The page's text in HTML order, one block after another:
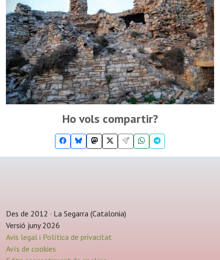
Ho vols compartir?
Des de 2012 · La Segarra (Catalonia)
Versió juny 2026
Avis legal i Política de privacitat
Avís de cookies